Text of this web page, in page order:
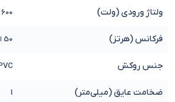
ولتاژ ورودی (ولت) 600 الی 1000
فرکانس (هرتز) 50 الی 60
جنس روکش
ضخامت عایق (میلی‌متر) 1